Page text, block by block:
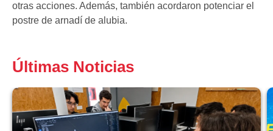
otras acciones. Además, también acordaron potenciar el
postre de arnadí de alubia.
Últimas Noticias